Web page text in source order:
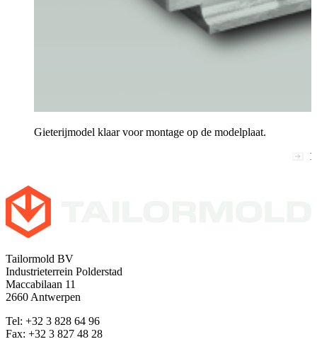
Gieterijmodel klaar voor montage op de modelplaat.
Tailormold BV
Industrieterrein Polderstad
Maccabilaan 11
2660 Antwerpen
Tel: +32 3 828 64 96
Fax: +32 3 827 48 28